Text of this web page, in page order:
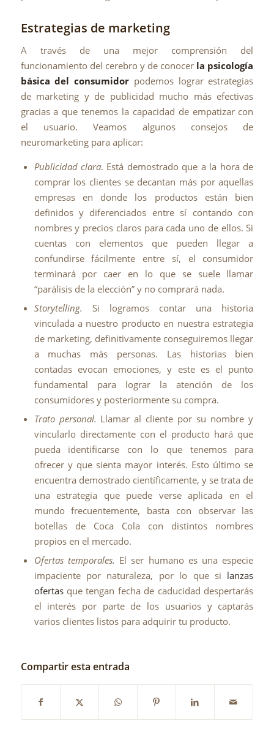
Estrategias de marketing
A través de una mejor comprensión del
funcionamiento del cerebro y de conocer la psicología
básica del consumidor podemos lograr estrategias
de marketing y de publicidad mucho más efectivas
gracias a que tenemos la capacidad de empatizar con
el usuario. Veamos algunos consejos de
neuromarketing para aplicar:
Publicidad clara. Está demostrado que a la hora de
comprar los clientes se decantan más por aquellas
empresas en donde los productos están bien
definidos y diferenciados entre sí contando con
nombres y precios claros para cada uno de ellos. Si
cuentas con elementos que pueden llegar a
confundirse fácilmente entre sí, el consumidor
terminará por caer en lo que se suele llamar
“parálisis de la elección” y no comprará nada.
Storytelling. Si logramos contar una historia
vinculada a nuestro producto en nuestra estrategia
de marketing, definitivamente conseguiremos llegar
a muchas más personas. Las historias bien
contadas evocan emociones, y este es el punto
fundamental para lograr la atención de los
consumidores y posteriormente su compra.
Trato personal. Llamar al cliente por su nombre y
vincularlo directamente con el producto hará que
pueda identificarse con lo que tenemos para
ofrecer y que sienta mayor interés. Esto último se
encuentra demostrado científicamente, y se trata de
una estrategia que puede verse aplicada en el
mundo frecuentemente, basta con observar las
botellas de Coca Cola con distintos nombres
propios en el mercado.
Ofertas temporales. El ser humano es una especie
impaciente por naturaleza, por lo que si lanzas
ofertas que tengan fecha de caducidad despertarás
el interés por parte de los usuarios y captarás
varios clientes listos para adquirir tu producto.
Compartir esta entrada